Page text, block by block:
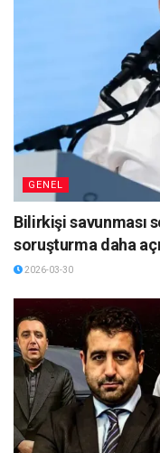
GENEL
Bilirkişi savunması
soruşturma daha
2026-03-30